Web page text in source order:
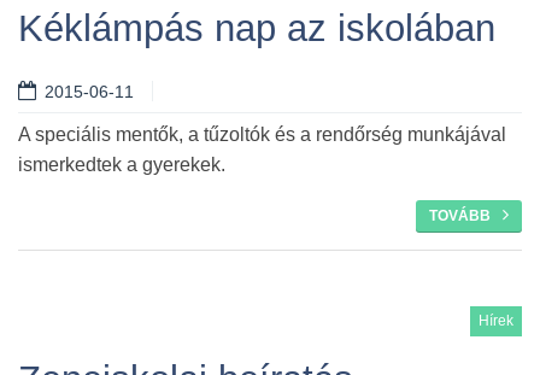
Kéklámpás nap az iskolában
2015-06-11
A speciális mentők, a tűzoltók és a rendőrség munkájával
ismerkedtek a gyerekek.
TOVÁBB
Hírek